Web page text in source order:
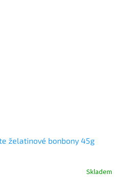
želatinové bonbony 45g
Skladem